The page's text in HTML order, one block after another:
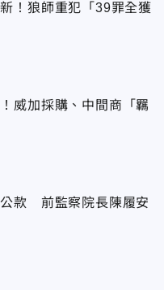
！狼師重犯「39罪全獲
威加採購、中間商「羈
款 前監察院長陳履安